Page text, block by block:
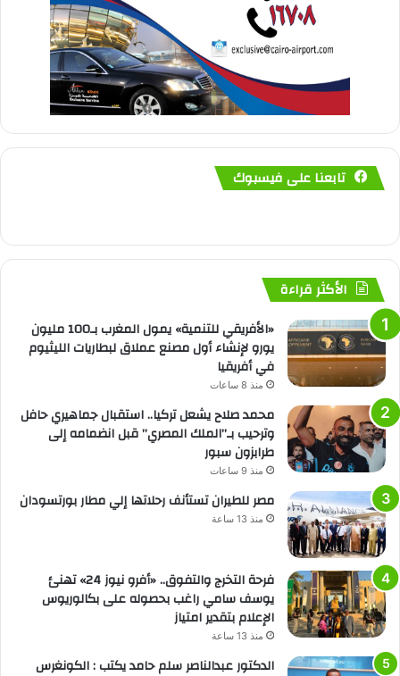
تابعنا على فيسبوك
الأكثر قراءة
«الأفريقي للتنمية» يمول المغرب بـ100 مليون
يورو لإنشاء أول مصنع عملاق لبطاريات الليثيوم
في أفريقيا
منذ 8 ساعات
محمد صلاح يشعل تركيا.. استقبال جماهيري حافل
وترحيب بـ”الملك المصري” قبل انضمامه إلى
طرابزون سبور
منذ 9 ساعات
مصر للطيران تستأنف رحلاتها إلي مطار بورتسودان
منذ 13 ساعة
فرحة التخرج والتفوق.. «أفرو نيوز 24» تهنئ
يوسف سامي راغب بحصوله على بكالوريوس
الإعلام بتقدير امتياز
منذ 13 ساعة
الدكتور عبدالناصر سلم حامد يكتب : الكونغرس